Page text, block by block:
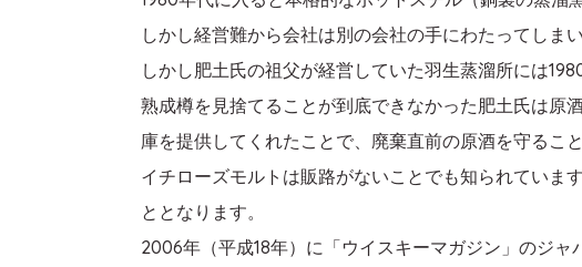
しかし経営難から会社は別の会社の手にわたってしま
しかし肥土氏の祖父が経営していた羽生蒸溜所には
熟成樽を見捨てることが到底できなかった肥土氏は原
庫を提供してくれたことで、廃棄直前の原酒を守るこ
イチローズモルトは販路がないことでも知られていま
ととなります。
2006年（平成18年）に「ウイスキーマガジン」のジ